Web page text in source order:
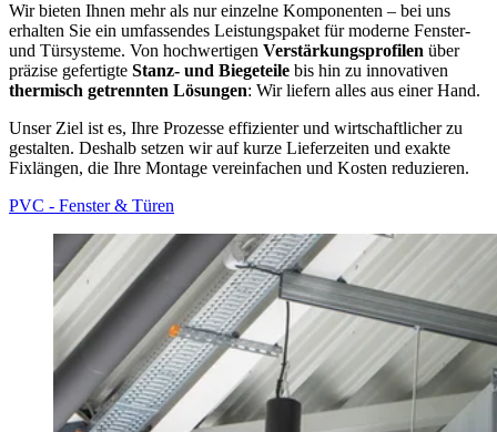
Wir bieten Ihnen mehr als nur einzelne Komponenten – bei uns
erhalten Sie ein umfassendes Leistungspaket für moderne Fenster-
und Türsysteme. Von hochwertigen Verstärkungsprofilen über
präzise gefertigte Stanz- und Biegeteile bis hin zu innovativen
thermisch getrennten Lösungen: Wir liefern alles aus einer Hand.
Unser Ziel ist es, Ihre Prozesse effizienter und wirtschaftlicher zu
gestalten. Deshalb setzen wir auf kurze Lieferzeiten und exakte
Fixlängen, die Ihre Montage vereinfachen und Kosten reduzieren.
PVC - Fenster & Türen